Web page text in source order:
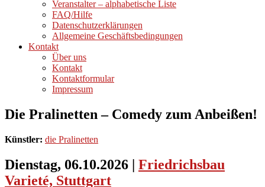
Veranstalter – alphabetische Liste
FAQ/Hilfe
Datenschutzerklärungen
Allgemeine Geschäftsbedingungen
Kontakt
Über uns
Kontakt
Kontaktformular
Impressum
Die Pralinetten – Comedy zum Anbeißen!
Künstler: die Pralinetten
Dienstag, 06.10.2026 | Friedrichsbau
Varieté, Stuttgart